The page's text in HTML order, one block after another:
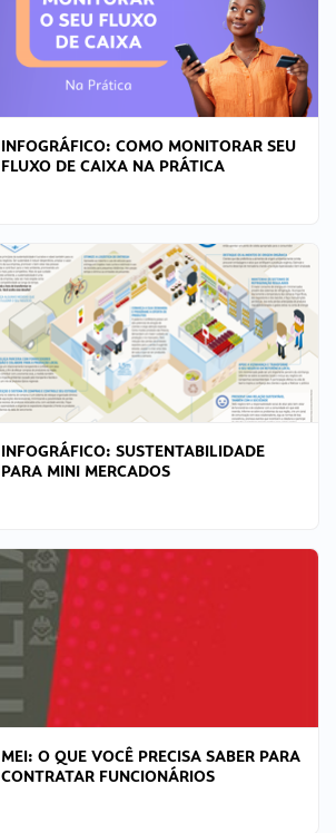
INFOGRÁFICO: COMO MONITORAR SEU
FLUXO DE CAIXA NA PRÁTICA
INFOGRÁFICO: SUSTENTABILIDADE
PARA MINI MERCADOS
MEI: O QUE VOCÊ PRECISA SABER PARA
CONTRATAR FUNCIONÁRIOS